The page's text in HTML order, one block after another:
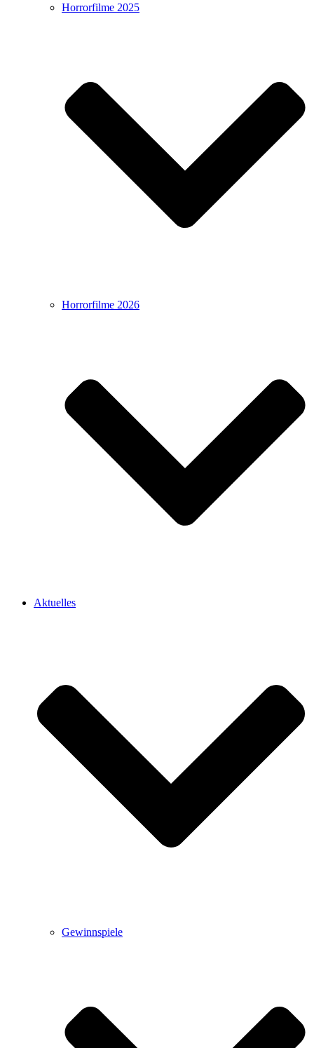
Horrorfilme 2025
Horrorfilme 2026
Aktuelles
Gewinnspiele